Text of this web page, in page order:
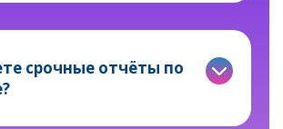
срочные отчёты по